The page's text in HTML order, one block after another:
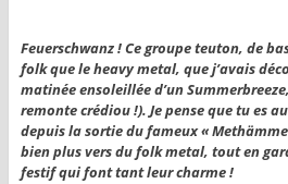
Feuerschwanz ! Ce groupe teuton, de
folk que le heavy metal, que j’avais
matinée ensoleillée d’un
remonte crédiou !). Je pense que tu es
depuis la sortie du fameux «
bien plus vers du folk metal, tout en
festif qui font tant leur charme !